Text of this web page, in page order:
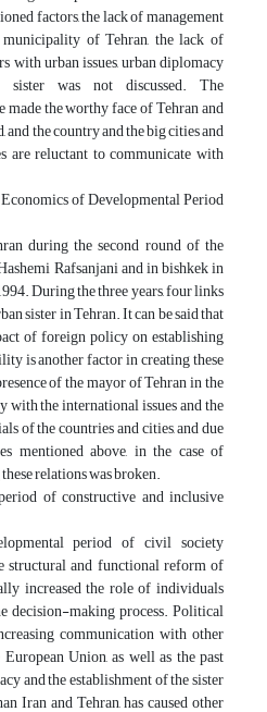
factors, the lack of management
of Tehran, the lack of
with urban issues, urban diplomacy
was not discussed. The
the worthy face of Tehran and
the country and the big cities and
are reluctant to communicate with
of Developmental Period
during the second round of the
Rafsanjani and in bishkek in
During the three years, four links
sister in Tehran. It can be said that
of foreign policy on establishing
is another factor in creating these
of the mayor of Tehran in the
the international issues and the
of the countries and cities, and due
mentioned above, in the case of
relations was broken.
of constructive and inclusive
period of civil society
structural and functional reform of
increased the role of individuals
decision-making process. Political
communication with other
Union, as well as the past
and the establishment of the sister
Iran and Tehran, has caused other